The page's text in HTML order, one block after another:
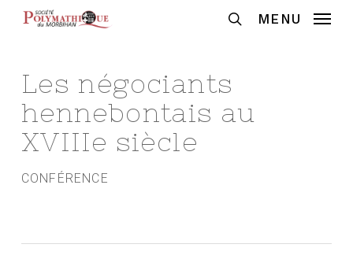
Skip
MENU
Les négociants
hennebontais au
XVIIIe siècle
CONFÉRENCE